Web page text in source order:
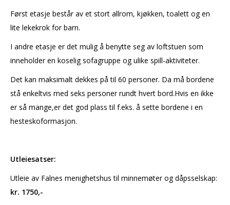
Først etasje består av et stort allrom, kjøkken, toalett og en
lite lekekrok for barn.
I andre etasje er det mulig å benytte seg av loftstuen som
inneholder en koselig sofagruppe og ulike spill-aktiviteter.
Det kan maksimalt dekkes på til 60 personer. Da må bordene
stå enkeltvis med seks personer rundt hvert bord.Hvis en ikke
er så mange,er det god plass til f.eks. å sette bordene i en
hesteskoformasjon.
Utleiesatser:
Utleie av Falnes menighetshus til minnemøter og dåpsselskap:
kr. 1750,-